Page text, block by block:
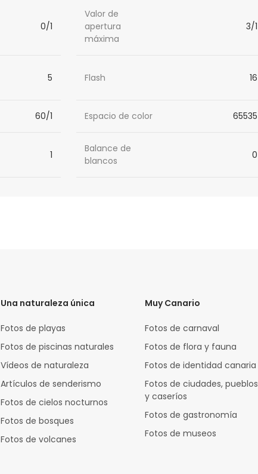
0/1
Valor de
apertura
máxima
3/1
5 Flash 16
60/1 Espacio de color 65535
1
Balance de
blancos
0
Una naturaleza única
Fotos de playas
Fotos de piscinas naturales
Vídeos de naturaleza
Artículos de senderismo
Fotos de cielos nocturnos
Fotos de bosques
Fotos de volcanes
Muy Canario
Fotos de carnaval
Fotos de flora y fauna
Fotos de identidad canaria
Fotos de ciudades, pueblos
y caseríos
Fotos de gastronomía
Fotos de museos